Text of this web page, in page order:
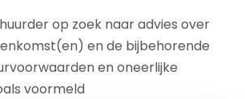
op zoek naar advies over
en de bijbehorende
en oneerlijke
voormeld